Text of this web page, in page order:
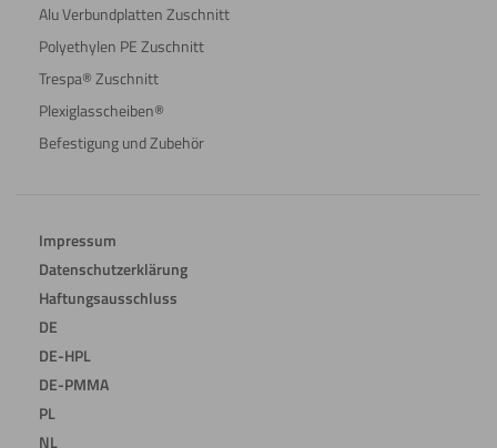
Alu Verbundplatten Zuschnitt
Polyethylen PE Zuschnitt
Trespa® Zuschnitt
Plexiglasscheiben®
Befestigung und Zubehör
Impressum
Datenschutzerklärung
Haftungsausschluss
DE
DE-HPL
DE-PMMA
PL
NL